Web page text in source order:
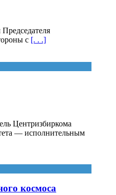
с [. . .]
Центризбиркома
— исполнительным
космоса